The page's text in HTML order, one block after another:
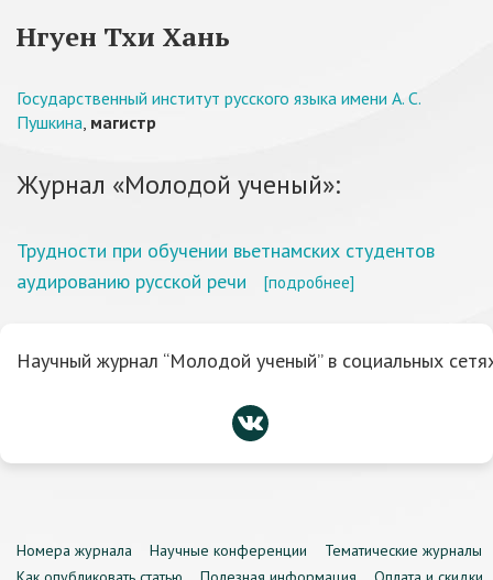
Нгуен Тхи Хань
Государственный институт русского языка имени А. С.
Пушкина, магистр
Журнал «Молодой ученый»:
Трудности при обучении вьетнамских студентов
аудированию русской речи
[подробнее]
Научный журнал “Молодой ученый” в социальных
Номера журнала Научные конференции
Тематические журналы